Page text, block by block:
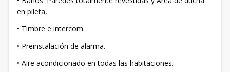
en pileta,
• Timbre e intercom
• Preinstalación de alarma.
• Aire acondicionado en todas las habitaciones.